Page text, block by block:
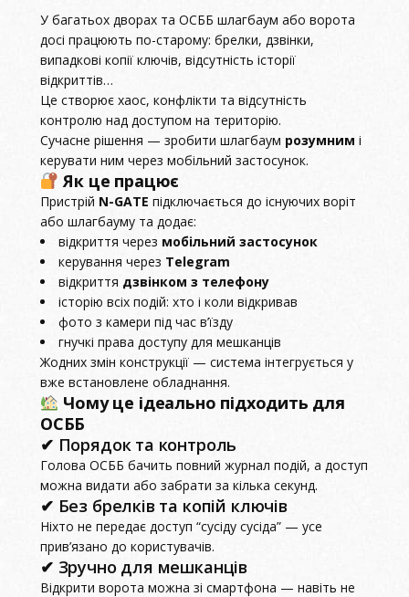
У багатьох дворах та ОСББ шлагбаум або ворота
досі працюють по-старому: брелки, дзвінки,
випадкові копії ключів, відсутність історії
відкриттів…
Це створює хаос, конфлікти та відсутність
контролю над доступом на територію.
Сучасне рішення — зробити шлагбаум розумним і
керувати ним через мобільний застосунок.
Як це працює
Пристрій N-GATE підключається до існуючих воріт
або шлагбауму та додає:
відкриття через мобільний застосунок
керування через Telegram
відкриття дзвінком з телефону
історію всіх подій: хто і коли відкривав
фото з камери під час в’їзду
гнучкі права доступу для мешканців
Жодних змін конструкції — система інтегрується у
вже встановлене обладнання.
Чому це ідеально підходить для
ОСББ
✔ Порядок та контроль
Голова ОСББ бачить повний журнал подій, а доступ
можна видати або забрати за кілька секунд.
✔ Без брелків та копій ключів
Ніхто не передає доступ “сусіду сусіда” — усе
прив’язано до користувачів.
✔ Зручно для мешканців
Відкрити ворота можна зі смартфона — навіть не